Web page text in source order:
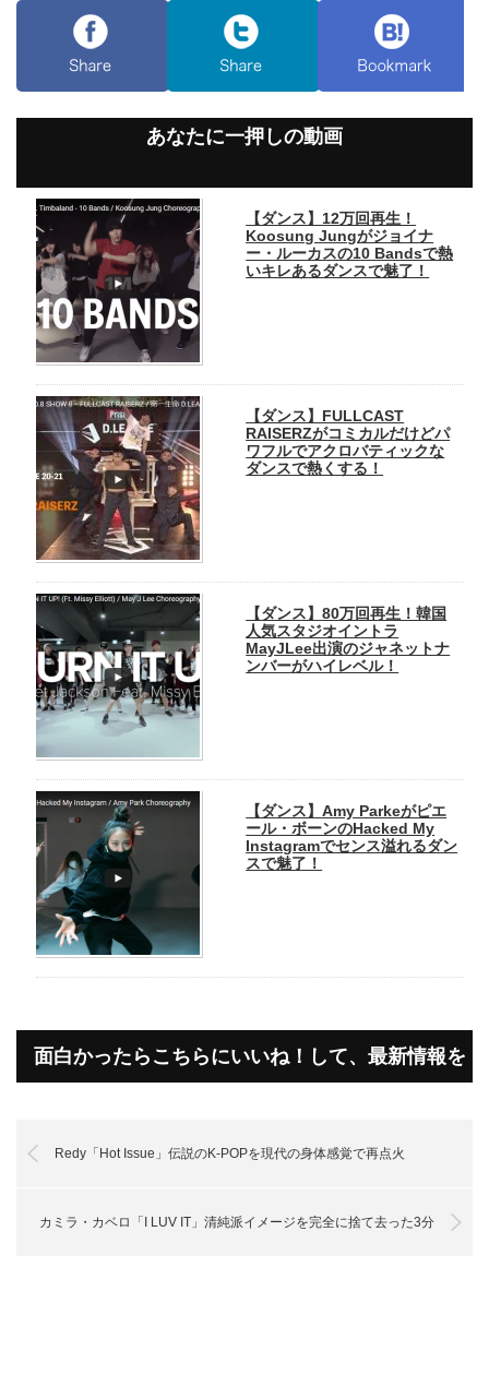
あなたに一押しの動画
【ダンス】12万回再生！
Koosung Jungがジョイナ
ー・ルーカスの10 Bandsで熱
いキレあるダンスで魅了！
【ダンス】FULLCAST
RAISERZがコミカルだけどパ
ワフルでアクロバティックな
ダンスで熱くする！
【ダンス】80万回再生！韓国
人気スタジオイントラ
MayJLee出演のジャネットナ
ンバーがハイレベル！
【ダンス】Amy Parkeがピエ
ール・ボーンのHacked My
Instagramでセンス溢れるダン
スで魅了！
面白かったらこちらにいいね！して、最新情報を
Redy「Hot Issue」伝説のK-POPを現代の身体感覚で再点火
カミラ・カベロ「I LUV IT」清純派イメージを完全に捨て去った3分